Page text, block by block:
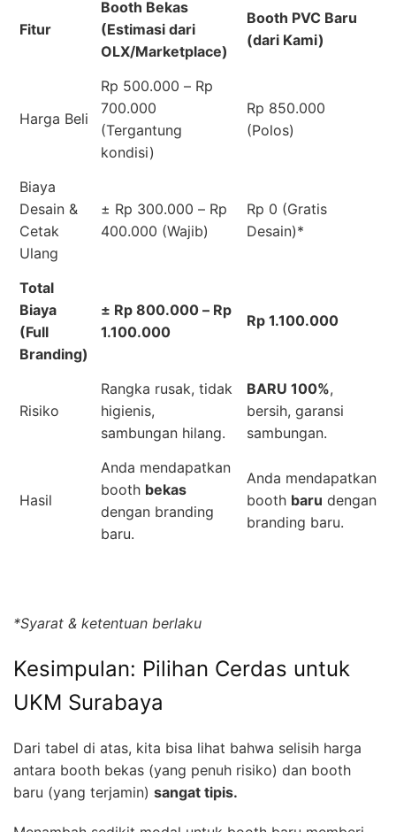
Fitur
Booth Bekas
(Estimasi dari
OLX/Marketplace)
Booth PVC Baru
(dari Kami)
Harga Beli
Rp 500.000 – Rp
700.000
(Tergantung
kondisi)
Rp 850.000
(Polos)
Biaya
Desain &
Cetak
Ulang
± Rp 300.000 – Rp
400.000 (Wajib)
Rp 0 (Gratis
Desain)*
Total
Biaya
(Full
Branding)
± Rp 800.000 – Rp
1.100.000
Rp 1.100.000
Risiko
Rangka rusak, tidak
higienis,
sambungan hilang.
BARU 100%,
bersih, garansi
sambungan.
Hasil
Anda mendapatkan
booth bekas
dengan branding
baru.
Anda mendapatkan
booth baru dengan
branding baru.
*Syarat & ketentuan berlaku
Kesimpulan: Pilihan Cerdas untuk
UKM Surabaya
Dari tabel di atas, kita bisa lihat bahwa selisih harga
antara booth bekas (yang penuh risiko) dan booth
baru (yang terjamin) sangat tipis.